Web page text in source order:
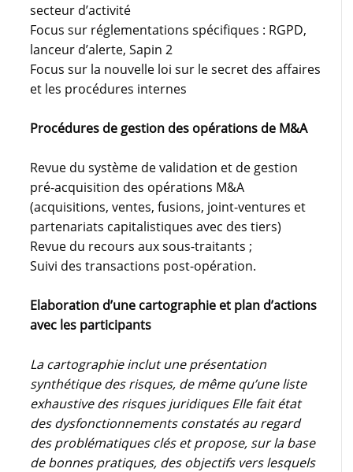
secteur d’activité
Focus sur réglementations spécifiques : RGPD,
lanceur d’alerte, Sapin 2
Focus sur la nouvelle loi sur le secret des affaires
et les procédures internes
Procédures de gestion des opérations de M&A
Revue du système de validation et de gestion
pré-acquisition des opérations M&A
(acquisitions, ventes, fusions, joint-ventures et
partenariats capitalistiques avec des tiers)
Revue du recours aux sous-traitants ;
Suivi des transactions post-opération.
Elaboration d’une cartographie et plan d’actions
avec les participants
La cartographie inclut une présentation
synthétique des risques, de même qu’une liste
exhaustive des risques juridiques Elle fait état
des dysfonctionnements constatés au regard
des problématiques clés et propose, sur la base
de bonnes pratiques, des objectifs vers lesquels